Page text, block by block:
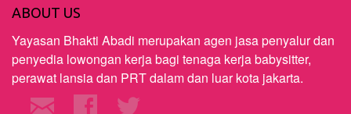
ABOUT US
Yayasan Bhakti Abadi merupakan agen jasa penyalur dan
penyedia lowongan kerja bagi tenaga kerja babysitter,
perawat lansia dan PRT dalam dan luar kota jakarta.